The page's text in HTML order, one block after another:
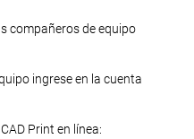
compañeros de equipo
ingrese en la cuenta
Print en línea: